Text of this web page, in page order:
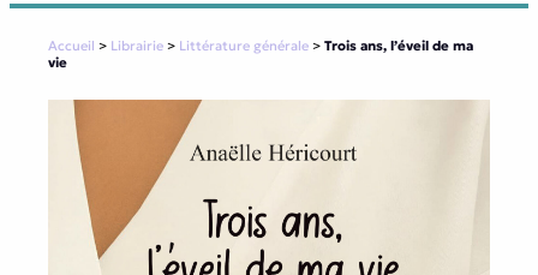
Accueil > Librairie > Littérature générale > Trois ans, l’éveil de ma
vie